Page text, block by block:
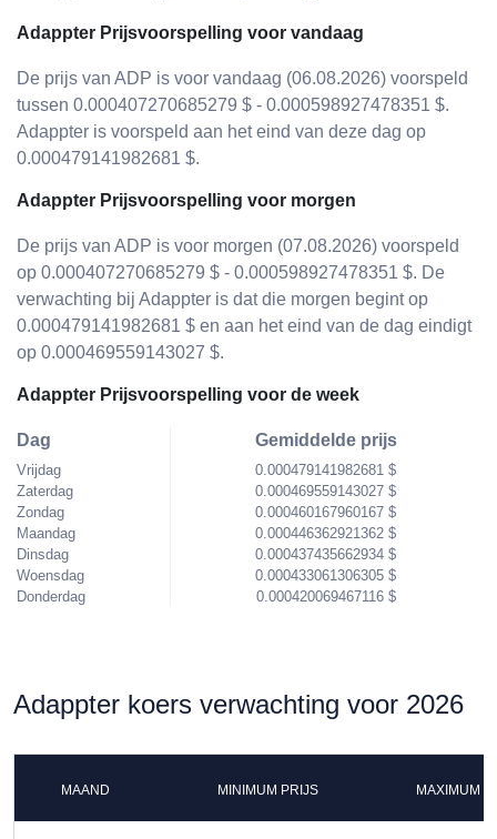
Adappter Prijsvoorspelling voor vandaag
De prijs van ADP is voor vandaag (06.08.2026) voorspeld
tussen 0.000407270685279 $ - 0.000598927478351 $.
Adappter is voorspeld aan het eind van deze dag op
0.000479141982681 $.
Adappter Prijsvoorspelling voor morgen
De prijs van ADP is voor morgen (07.08.2026) voorspeld
op 0.000407270685279 $ - 0.000598927478351 $. De
verwachting bij Adappter is dat die morgen begint op
0.000479141982681 $ en aan het eind van de dag eindigt
op 0.000469559143027 $.
Adappter Prijsvoorspelling voor de week
Dag
Vrijdag
Zaterdag
Zondag
Maandag
Dinsdag
Woensdag
Donderdag
Gemiddelde prijs
0.000479141982681 $
0.000469559143027 $
0.000460167960167 $
0.000446362921362 $
0.000437435662934 $
0.000433061306305 $
0.000420069467116 $
Adappter koers verwachting voor 2026
MAAND MINIMUM PRIJS MAXIMUM